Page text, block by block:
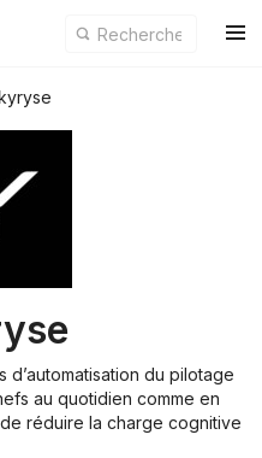
du pilotage
au quotidien comme en
réduire la charge cognitive